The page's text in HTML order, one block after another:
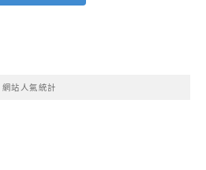
網站人氣統計